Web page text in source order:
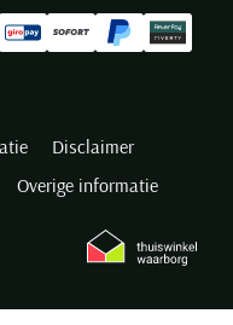
Disclaimer
Overige informatie